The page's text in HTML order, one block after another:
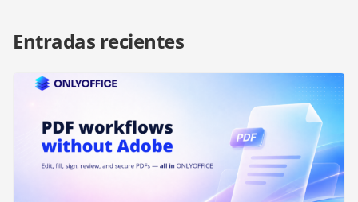
Entradas recientes